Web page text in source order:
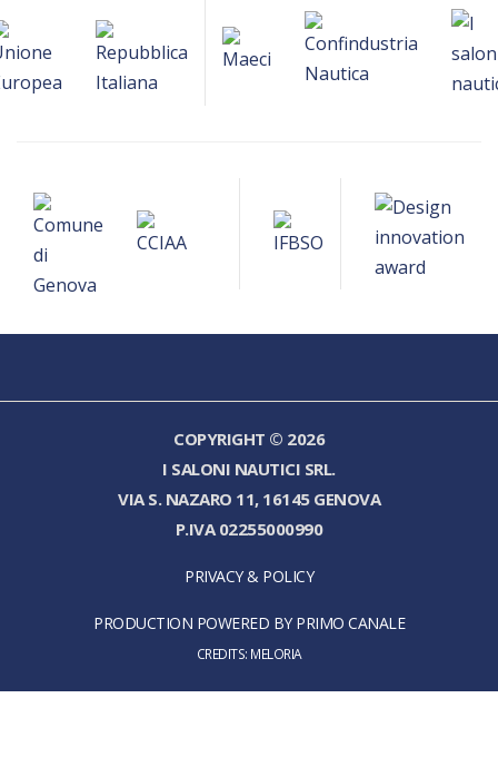
COPYRIGHT © 2026
I SALONI NAUTICI SRL.
VIA S. NAZARO 11, 16145 GENOVA
P.IVA 02255000990
PRIVACY & POLICY
PRODUCTION POWERED BY PRIMO CANALE
CREDITS: MELORIA